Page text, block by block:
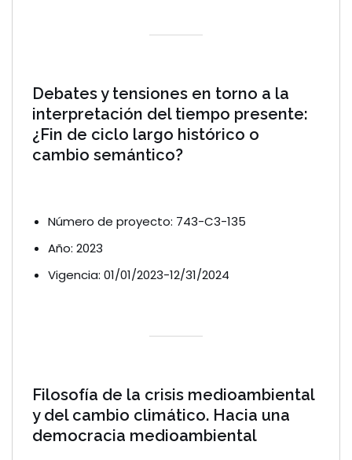
Debates y tensiones en torno a la
interpretación del tiempo presente:
¿Fin de ciclo largo histórico o
cambio semántico?
Número de proyecto: 743-C3-135
Año: 2023
Vigencia: 01/01/2023-12/31/2024
Filosofía de la crisis medioambiental
y del cambio climático. Hacia una
democracia medioambiental